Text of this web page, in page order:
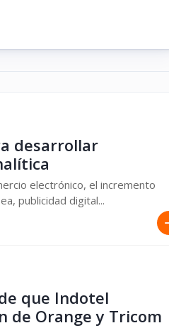
desarrollar
electrónico, el incremento
publicidad digital...
que Indotel
de Orange y Tricom